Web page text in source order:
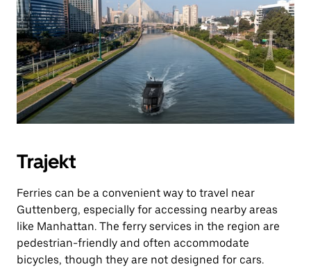
Trajekt
Ferries can be a convenient way to travel near
Guttenberg, especially for accessing nearby areas
like Manhattan. The ferry services in the region are
pedestrian-friendly and often accommodate
bicycles, though they are not designed for cars.